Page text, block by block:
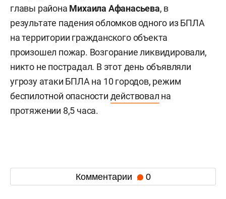
главы района Михаила Афанасьева, в
результате падения обломков одного из БПЛА
на территории гражданского объекта
произошел пожар. Возгорание ликвидировали,
никто не пострадал. В этот день объявляли
угрозу атаки БПЛА на 10 городов, режим
беспилотной опасности действовал на
протяжении 8,5 часа.
Комментарии 0